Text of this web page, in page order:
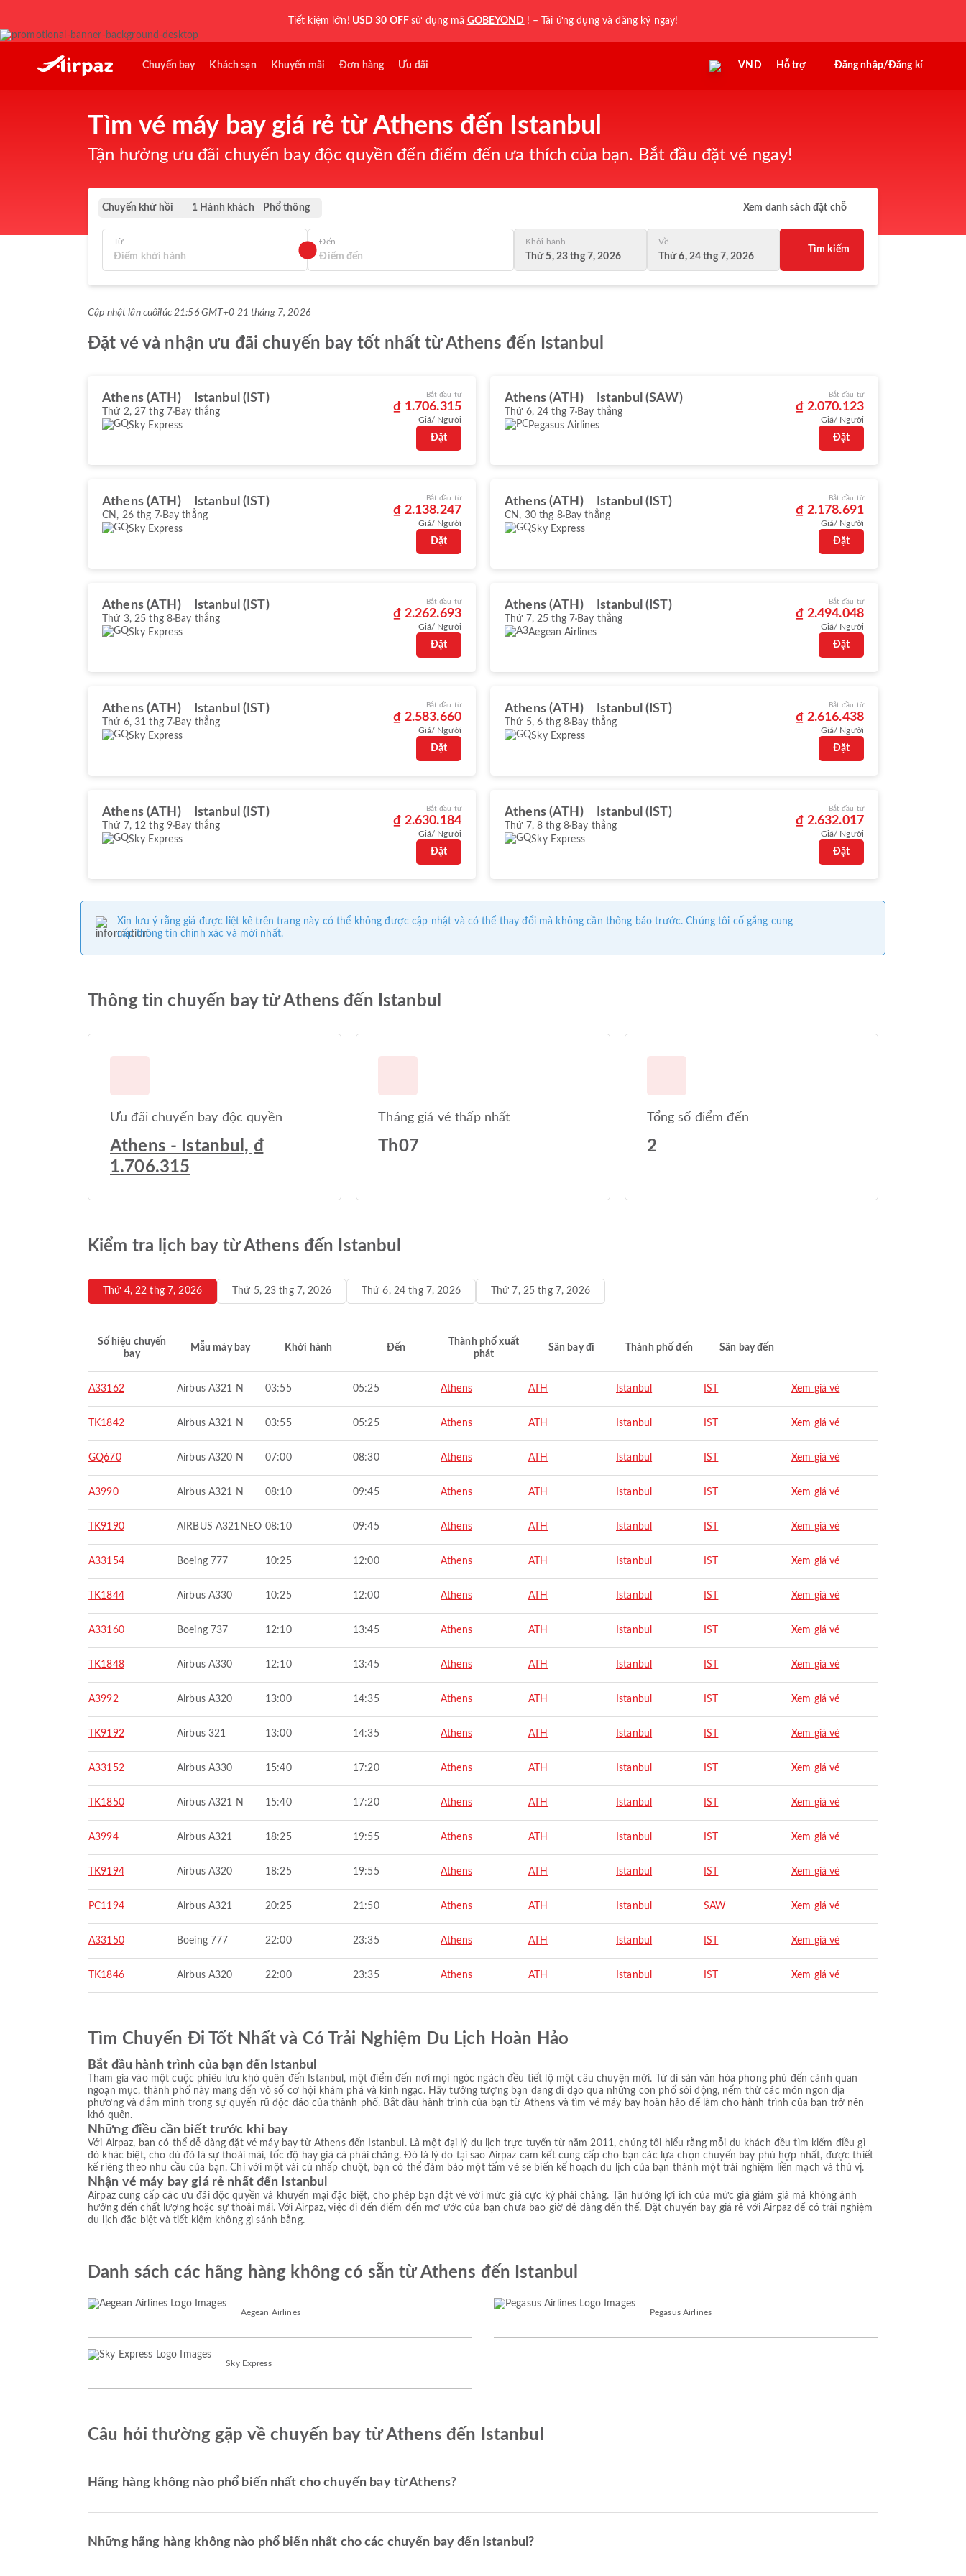
Tiết kiệm lớn! USD 30 OFF sử dụng mã GOBEYOND ! – Tải ứng dụng và đăng ký ngay!
Chuyến bay Khách sạn Khuyến mãi Đơn hàng Ưu đãi VND Hỗ trợ Đăng nhập/Đăng kí
Tìm vé máy bay giá rẻ từ Athens đến Istanbul
Tận hưởng ưu đãi chuyến bay độc quyền đến điểm đến ưa thích của bạn. Bắt đầu đặt vé ngay!
Chuyến khứ hồi 1 Hành khách Phổ thông Xem danh sách đặt chỗ
Từ Đến Khởi hành
Thứ 5, 23 thg 7, 2026
Về
Thứ 6, 24 thg 7, 2026
Tìm kiếm
Cập nhật lần cuốilúc 21:56 GMT+0 21 tháng 7, 2026
Đặt vé và nhận ưu đãi chuyến bay tốt nhất từ Athens đến Istanbul
Athens (ATH) Istanbul (IST)
Thứ 2, 27 thg 7 Bay thẳng
Sky Express
Bắt đầu từ
₫ 1.706.315
Giá/ Người
Đặt
Athens (ATH) Istanbul (SAW)
Thứ 6, 24 thg 7 Bay thẳng
Pegasus Airlines
Bắt đầu từ
₫ 2.070.123
Giá/ Người
Đặt
Athens (ATH) Istanbul (IST)
CN, 26 thg 7 Bay thẳng
Sky Express
Bắt đầu từ
₫ 2.138.247
Giá/ Người
Đặt
Athens (ATH) Istanbul (IST)
CN, 30 thg 8 Bay thẳng
Sky Express
Bắt đầu từ
₫ 2.178.691
Giá/ Người
Đặt
Athens (ATH) Istanbul (IST)
Thứ 3, 25 thg 8 Bay thẳng
Sky Express
Bắt đầu từ
₫ 2.262.693
Giá/ Người
Đặt
Athens (ATH) Istanbul (IST)
Thứ 7, 25 thg 7 Bay thẳng
Aegean Airlines
Bắt đầu từ
₫ 2.494.048
Giá/ Người
Đặt
Athens (ATH) Istanbul (IST)
Thứ 6, 31 thg 7 Bay thẳng
Sky Express
Bắt đầu từ
₫ 2.583.660
Giá/ Người
Đặt
Athens (ATH) Istanbul (IST)
Thứ 5, 6 thg 8 Bay thẳng
Sky Express
Bắt đầu từ
₫ 2.616.438
Giá/ Người
Đặt
Athens (ATH) Istanbul (IST)
Thứ 7, 12 thg 9 Bay thẳng
Sky Express
Bắt đầu từ
₫ 2.630.184
Giá/ Người
Đặt
Athens (ATH) Istanbul (IST)
Thứ 7, 8 thg 8 Bay thẳng
Sky Express
Bắt đầu từ
₫ 2.632.017
Giá/ Người
Đặt
Xin lưu ý rằng giá được liệt kê trên trang này có thể không được cập nhật và có thể thay đổi mà không cần thông báo trước. Chúng tôi cố gắng cung
cấp thông tin chính xác và mới nhất.
Thông tin chuyến bay từ Athens đến Istanbul
Ưu đãi chuyến bay độc quyền
Athens - Istanbul, ₫
1.706.315
Tháng giá vé thấp nhất
Th07
Tổng số điểm đến
2
Kiểm tra lịch bay từ Athens đến Istanbul
Thứ 4, 22 thg 7, 2026 Thứ 5, 23 thg 7, 2026 Thứ 6, 24 thg 7, 2026 Thứ 7, 25 thg 7, 2026
Số hiệu chuyến
bay
Mẫu máy bay Khởi hành Đến
Thành phố xuất
phát
Sân bay đi Thành phố đến Sân bay đến
A33162 Airbus A321 N 03:55 05:25 Athens ATH Istanbul IST Xem giá vé
TK1842 Airbus A321 N 03:55 05:25 Athens ATH Istanbul IST Xem giá vé
GQ670 Airbus A320 N 07:00 08:30 Athens ATH Istanbul IST Xem giá vé
A3990 Airbus A321 N 08:10 09:45 Athens ATH Istanbul IST Xem giá vé
TK9190 AIRBUS A321NEO 08:10 09:45 Athens ATH Istanbul IST Xem giá vé
A33154 Boeing 777 10:25 12:00 Athens ATH Istanbul IST Xem giá vé
TK1844 Airbus A330 10:25 12:00 Athens ATH Istanbul IST Xem giá vé
A33160 Boeing 737 12:10 13:45 Athens ATH Istanbul IST Xem giá vé
TK1848 Airbus A330 12:10 13:45 Athens ATH Istanbul IST Xem giá vé
A3992 Airbus A320 13:00 14:35 Athens ATH Istanbul IST Xem giá vé
TK9192 Airbus 321 13:00 14:35 Athens ATH Istanbul IST Xem giá vé
A33152 Airbus A330 15:40 17:20 Athens ATH Istanbul IST Xem giá vé
TK1850 Airbus A321 N 15:40 17:20 Athens ATH Istanbul IST Xem giá vé
A3994 Airbus A321 18:25 19:55 Athens ATH Istanbul IST Xem giá vé
TK9194 Airbus A320 18:25 19:55 Athens ATH Istanbul IST Xem giá vé
PC1194 Airbus A321 20:25 21:50 Athens ATH Istanbul SAW Xem giá vé
A33150 Boeing 777 22:00 23:35 Athens ATH Istanbul IST Xem giá vé
TK1846 Airbus A320 22:00 23:35 Athens ATH Istanbul IST Xem giá vé
Tìm Chuyến Đi Tốt Nhất và Có Trải Nghiệm Du Lịch Hoàn Hảo
Bắt đầu hành trình của bạn đến Istanbul
Tham gia vào một cuộc phiêu lưu khó quên đến Istanbul, một điểm đến nơi mọi ngóc ngách đều tiết lộ một câu chuyện mới. Từ di sản văn hóa phong phú đến cảnh quan
ngoạn mục, thành phố này mang đến vô số cơ hội khám phá và kinh ngạc. Hãy tưởng tượng bạn đang đi dạo qua những con phố sôi động, nếm thử các món ngon địa
phương và đắm mình trong sự quyến rũ độc đáo của thành phố. Bắt đầu hành trình của bạn từ Athens và tìm vé máy bay hoàn hảo để làm cho hành trình của bạn trở nên
khó quên.
Những điều cần biết trước khi bay
Với Airpaz, bạn có thể dễ dàng đặt vé máy bay từ Athens đến Istanbul. Là một đại lý du lịch trực tuyến từ năm 2011, chúng tôi hiểu rằng mỗi du khách đều tìm kiếm điều gì
đó khác biệt, cho dù đó là sự thoải mái, tốc độ hay giá cả phải chăng. Đó là lý do tại sao Airpaz cam kết cung cấp cho bạn các lựa chọn chuyến bay phù hợp nhất, được thiết
kế riêng theo nhu cầu của bạn. Chỉ với một vài cú nhấp chuột, bạn có thể đảm bảo một tấm vé sẽ biến kế hoạch du lịch của bạn thành một trải nghiệm liền mạch và thú vị.
Nhận vé máy bay giá rẻ nhất đến Istanbul
Airpaz cung cấp các ưu đãi độc quyền và khuyến mại đặc biệt, cho phép bạn đặt vé với mức giá cực kỳ phải chăng. Tận hưởng lợi ích của mức giá giảm giá mà không ảnh
hưởng đến chất lượng hoặc sự thoải mái. Với Airpaz, việc đi đến điểm đến mơ ước của bạn chưa bao giờ dễ dàng đến thế. Đặt chuyến bay giá rẻ với Airpaz để có trải nghiệm
du lịch đặc biệt và tiết kiệm không gì sánh bằng.
Danh sách các hãng hàng không có sẵn từ Athens đến Istanbul
Aegean Airlines Pegasus Airlines
Sky Express
Câu hỏi thường gặp về chuyến bay từ Athens đến Istanbul
Hãng hàng không nào phổ biến nhất cho chuyến bay từ Athens?
Những hãng hàng không nào phổ biến nhất cho các chuyến bay đến Istanbul?